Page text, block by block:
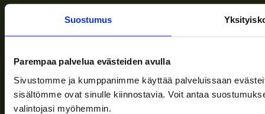
Suostumus
Parempaa palvelua evästeiden avulla
Sivustomme ja kumppanimme käyttää palveluissaan
sisältömme ovat sinulle kiinnostavia. Voit antaa
valintojasi myöhemmin.
Leveransvillkor
Nyheter
Företaget